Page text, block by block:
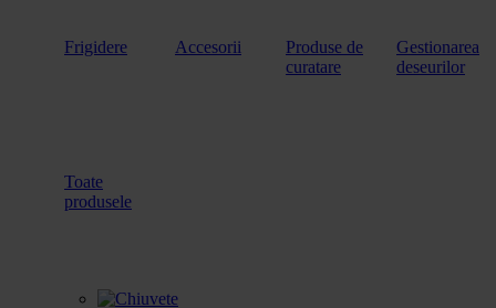
Frigidere Accesorii
Produse de
curatare
Gestionarea
deseurilor
Toate
produsele